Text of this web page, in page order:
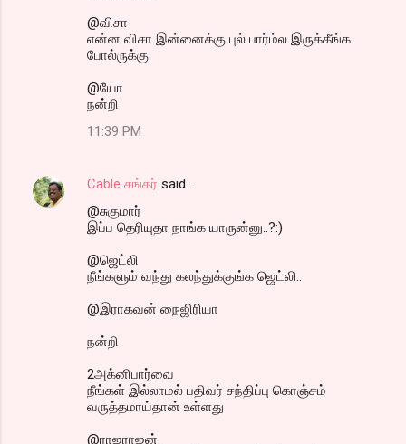
@விசா
என்ன விசா இன்னைக்கு புல் பார்ம்ல இருக்கீங்க
போல்ருக்கு
@யோ
நன்றி
11:39 PM
Cable சங்கர் said…
@சுகுமார்
இப்ப தெரியுதா நாங்க யாருன்னு..?:)
@ஜெட்லி
நீங்களும் வந்து கலந்துக்குங்க ஜெட்லி..
@இராகவன் நைஜிரியா
நன்றி
2அக்னிபார்வை
நீங்கள் இல்லாமல் பதிவர் சந்திப்பு கொஞ்சம்
வருத்தமாய்தான் உள்ளது
@ராஜராஜன்